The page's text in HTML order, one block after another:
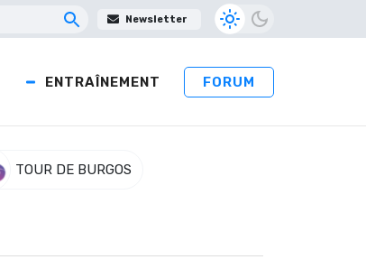
Newsletter
ENTRAÎNEMENT FORUM
TOUR DE BURGOS